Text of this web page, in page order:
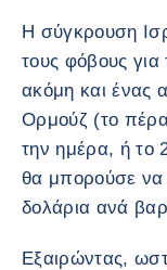
Η σύγκρουση
τους φόβους
ακόμη και ένας
Ορμούζ (το
την ημέρα, ή το
θα μπορούσε να
δολάρια ανά
Εξαιρώντας,